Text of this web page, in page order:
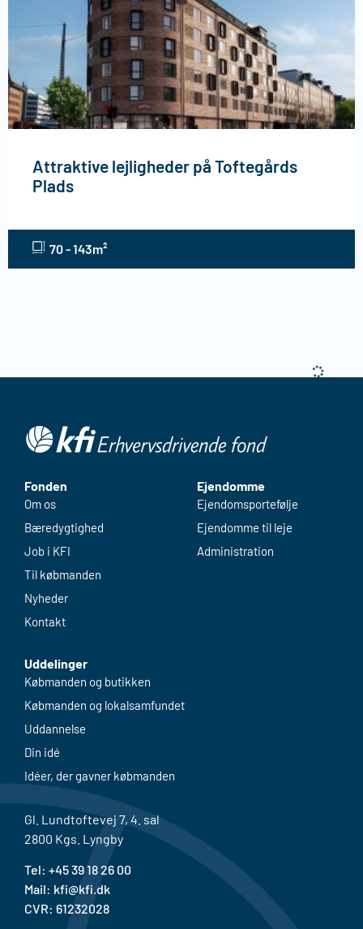
Attraktive lejligheder på Toftegårds
Plads
70 - 143m²
6100 Haderslev
191m²
Gravene 1, st. tv., 6100 Haderslev
6100 Haderslev
568m²
Gravene 1, st. th., 6100 Haderslev
Lindegårdsvej 46, st.mf. Charlottenlund
2920 Charlottenlund